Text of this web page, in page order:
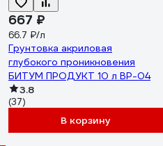
667 ₽
66.7 ₽/л
Грунтовка акриловая
глубокого проникновения
БИТУМ ПРОДУКТ 10 л BP-04
3.8
(37)
В корзину